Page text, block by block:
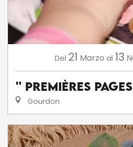
Del 21 Marzo al 13
'' Premières
Gourdon